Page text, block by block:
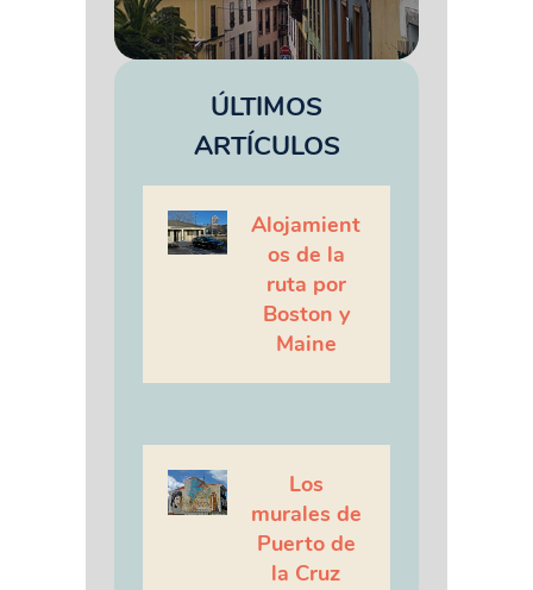
ÚLTIMOS
ARTÍCULOS
Alojamient
os de la
ruta por
Boston y
Maine
Los
murales de
Puerto de
la Cruz